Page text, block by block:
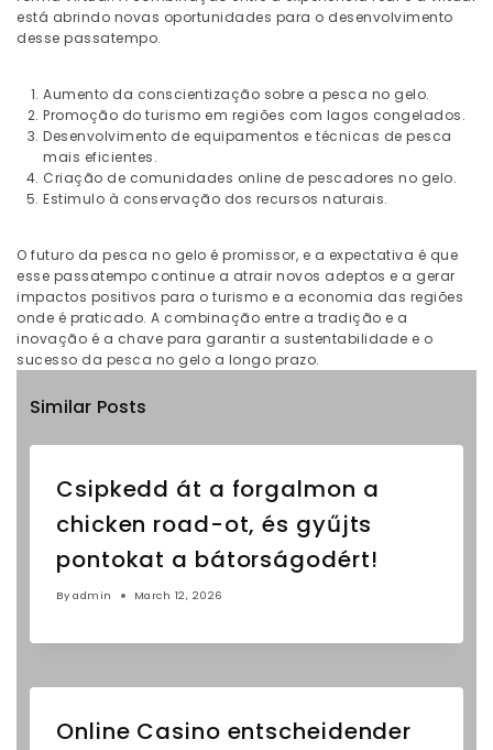
está abrindo novas oportunidades para o desenvolvimento
desse passatempo.
Aumento da conscientização sobre a pesca no gelo.
Promoção do turismo em regiões com lagos congelados.
Desenvolvimento de equipamentos e técnicas de pesca
mais eficientes.
Criação de comunidades online de pescadores no gelo.
Estimulo à conservação dos recursos naturais.
O futuro da pesca no gelo é promissor, e a expectativa é que
esse passatempo continue a atrair novos adeptos e a gerar
impactos positivos para o turismo e a economia das regiões
onde é praticado. A combinação entre a tradição e a
inovação é a chave para garantir a sustentabilidade e o
sucesso da pesca no gelo a longo prazo.
Similar Posts
Csipkedd át a forgalmon a
chicken road-ot, és gyűjts
pontokat a bátorságodért!
By admin March 12, 2026
Online Casino entscheidender